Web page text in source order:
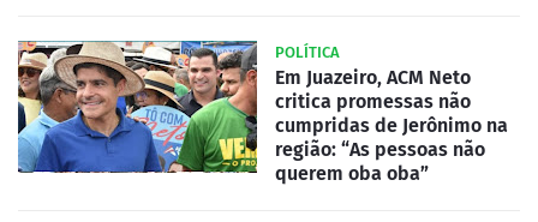
POLÍTICA
Em Juazeiro, ACM Neto
critica promessas não
cumpridas de Jerônimo na
região: “As pessoas não
querem oba oba”